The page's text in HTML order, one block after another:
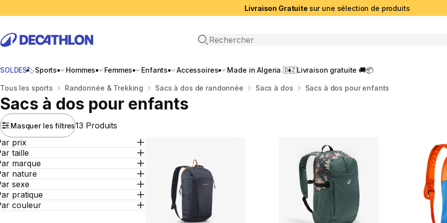
Livraison Gratuite sur une sélection de produits
Recherche ouverte
SOLDES🏷️Sports Hommes Femmes Enfants Accessoires Made in Algeria 🇩🇿Livraison gratuite 🚚📦
Accueil
Tous les sports Randonnée & Trekking Sacs à dos de randonnée Sacs à dos Sacs à dos pour enfants
Sacs à dos pour enfants
Masquer les filtres13 Produits
prix
taille
marque
nature
sexe
pratique
couleur